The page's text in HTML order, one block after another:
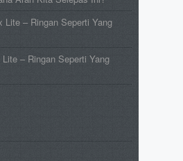
Lite – Ringan Seperti Yang
Lite – Ringan Seperti Yang